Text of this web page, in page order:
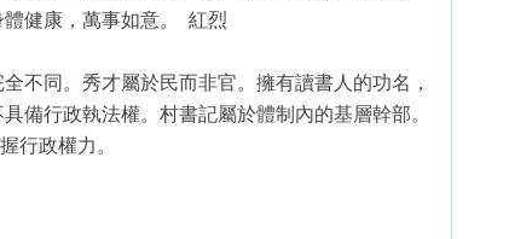
健康，萬事如意。 紅烈
不同。秀才屬於民而非官。擁有讀書人的功名，
備行政執法權。村書記屬於體制內的基層幹部。
行政權力。